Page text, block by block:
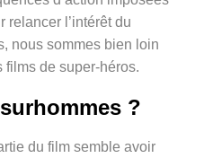
relancer l’intérêt du
nous sommes bien loin
de super-héros.
?
du film semble avoir